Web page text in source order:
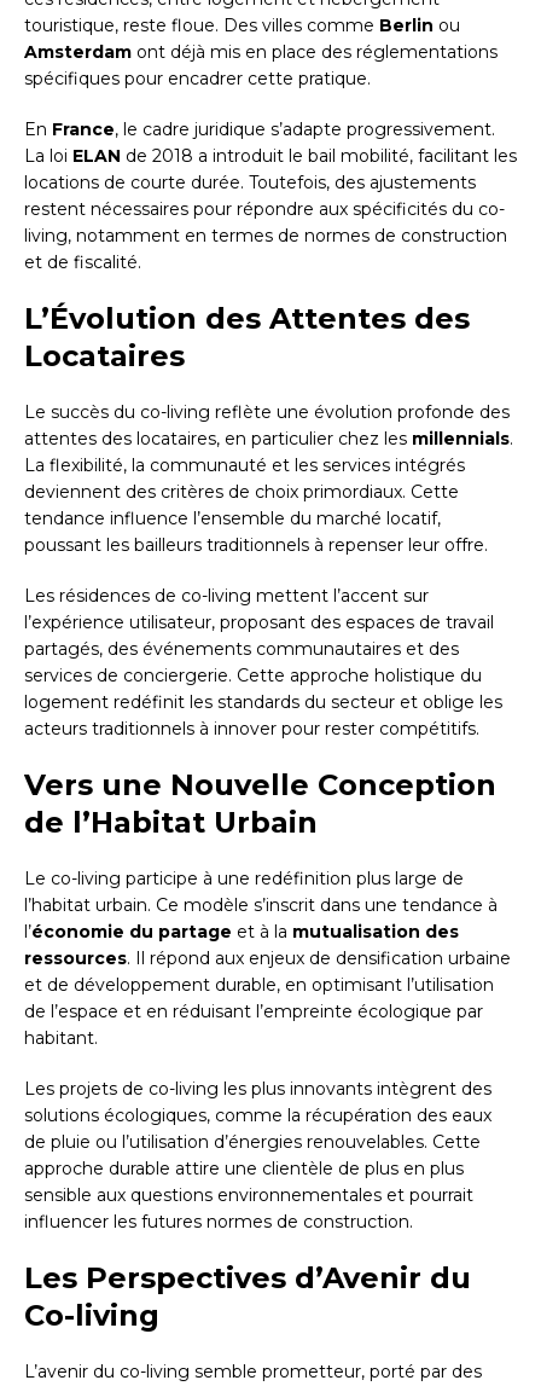
touristique, reste floue. Des villes comme Berlin ou
Amsterdam ont déjà mis en place des réglementations
spécifiques pour encadrer cette pratique.
En France, le cadre juridique s’adapte progressivement.
La loi ELAN de 2018 a introduit le bail mobilité, facilitant les
locations de courte durée. Toutefois, des ajustements
restent nécessaires pour répondre aux spécificités du co-
living, notamment en termes de normes de construction
et de fiscalité.
L’Évolution des Attentes des
Locataires
Le succès du co-living reflète une évolution profonde des
attentes des locataires, en particulier chez les millennials.
La flexibilité, la communauté et les services intégrés
deviennent des critères de choix primordiaux. Cette
tendance influence l’ensemble du marché locatif,
poussant les bailleurs traditionnels à repenser leur offre.
Les résidences de co-living mettent l’accent sur
l’expérience utilisateur, proposant des espaces de travail
partagés, des événements communautaires et des
services de conciergerie. Cette approche holistique du
logement redéfinit les standards du secteur et oblige les
acteurs traditionnels à innover pour rester compétitifs.
Vers une Nouvelle Conception
de l’Habitat Urbain
Le co-living participe à une redéfinition plus large de
l’habitat urbain. Ce modèle s’inscrit dans une tendance à
l’économie du partage et à la mutualisation des
ressources. Il répond aux enjeux de densification urbaine
et de développement durable, en optimisant l’utilisation
de l’espace et en réduisant l’empreinte écologique par
habitant.
Les projets de co-living les plus innovants intègrent des
solutions écologiques, comme la récupération des eaux
de pluie ou l’utilisation d’énergies renouvelables. Cette
approche durable attire une clientèle de plus en plus
sensible aux questions environnementales et pourrait
influencer les futures normes de construction.
Les Perspectives d’Avenir du
Co-living
L’avenir du co-living semble prometteur, porté par des